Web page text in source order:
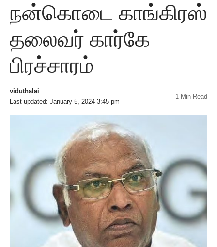
நன்கொடை காங்கிரஸ்
தலைவர் கார்கே
பிரச்சாரம்
Last updated: January 5, 2024 3:45 pm
viduthalai
1 Min Read